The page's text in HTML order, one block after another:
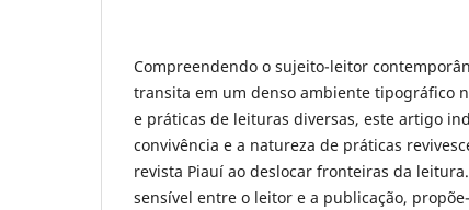
Compreendendo o sujeito-leitor
transita em um denso ambiente tipográfico
e práticas de leituras diversas, este artigo
convivência e a natureza de práticas
revista Piauí ao deslocar fronteiras da
sensível entre o leitor e a publicação,